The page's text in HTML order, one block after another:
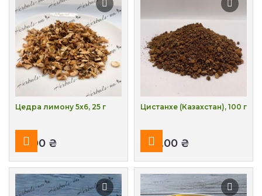
Цедра лимону 5х6, 25 г
₴
Цистанхе (Казахстан), 100 г
₴